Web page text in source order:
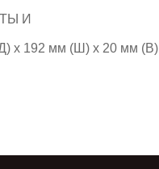
И
x 192 мм (Ш) x 20 мм (В)